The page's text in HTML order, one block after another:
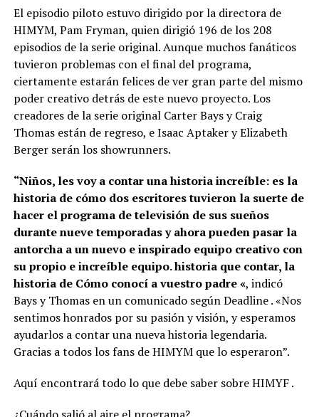
El episodio piloto estuvo dirigido por la directora de
HIMYM, Pam Fryman, quien dirigió 196 de los 208
episodios de la serie original. Aunque muchos fanáticos
tuvieron problemas con el final del programa,
ciertamente estarán felices de ver gran parte del mismo
poder creativo detrás de este nuevo proyecto. Los
creadores de la serie original Carter Bays y Craig
Thomas están de regreso, e Isaac Aptaker y Elizabeth
Berger serán los showrunners.
“Niños, les voy a contar una historia increíble: es la
historia de cómo dos escritores tuvieron la suerte de
hacer el programa de televisión de sus sueños
durante nueve temporadas y ahora pueden pasar la
antorcha a un nuevo e inspirado equipo creativo con
su propio e increíble equipo. historia que contar, la
historia de Cómo conocí a vuestro padre «, indicó
Bays y Thomas en un comunicado según Deadline . «Nos
sentimos honrados por su pasión y visión, y esperamos
ayudarlos a contar una nueva historia legendaria.
Gracias a todos los fans de HIMYM que lo esperaron”.
Aquí encontrará todo lo que debe saber sobre HIMYF .